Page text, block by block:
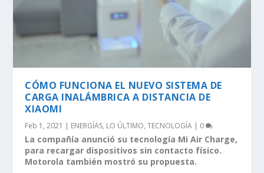
CÓMO FUNCIONA EL NUEVO SISTEMA DE
CARGA INALÁMBRICA A DISTANCIA DE
XIAOMI
Feb 1, 2021 | ENERGÍAS, LO ÚLTIMO,TECNOLOGÍA | 0
La compañía anunció su tecnología Mi Air Charge,
para recargar dispositivos sin contacto físico.
Motorola también mostró su propuesta.